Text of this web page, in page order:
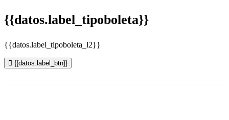
{{datos.label_tipoboleta}}
{{datos.label_tipoboleta_l2}}
{{datos.label_btn}}